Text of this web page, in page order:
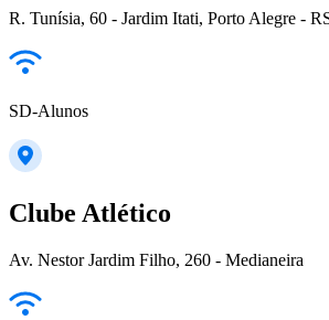
R. Tunísia, 60 - Jardim Itati, Porto Alegre -
SD-Alunos
Clube Atlético
Av. Nestor Jardim Filho, 260 - Medianeira